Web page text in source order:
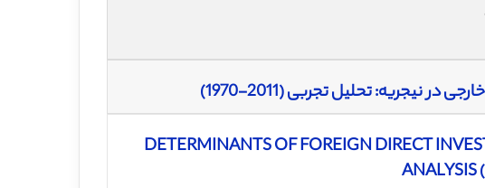
نیجریه: تحلیل تجربی (2011-1970)
DETERMINANTS OF FOREIGN DIRECT
ANALYSIS